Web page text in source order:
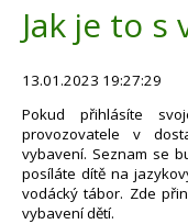
Jak je to s
13.01.2023 19:27:29
Pokud přihlásíte
provozovatele v
vybavení. Seznam se
posíláte dítě na
vodácký tábor. Zde
vybavení dětí.